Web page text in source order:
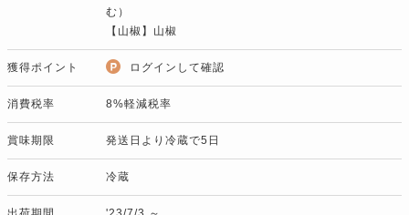
む）
【山椒】山椒
獲得ポイント ログインして確認
消費税率 8%軽減税率
賞味期限 発送日より冷蔵で5日
保存方法 冷蔵